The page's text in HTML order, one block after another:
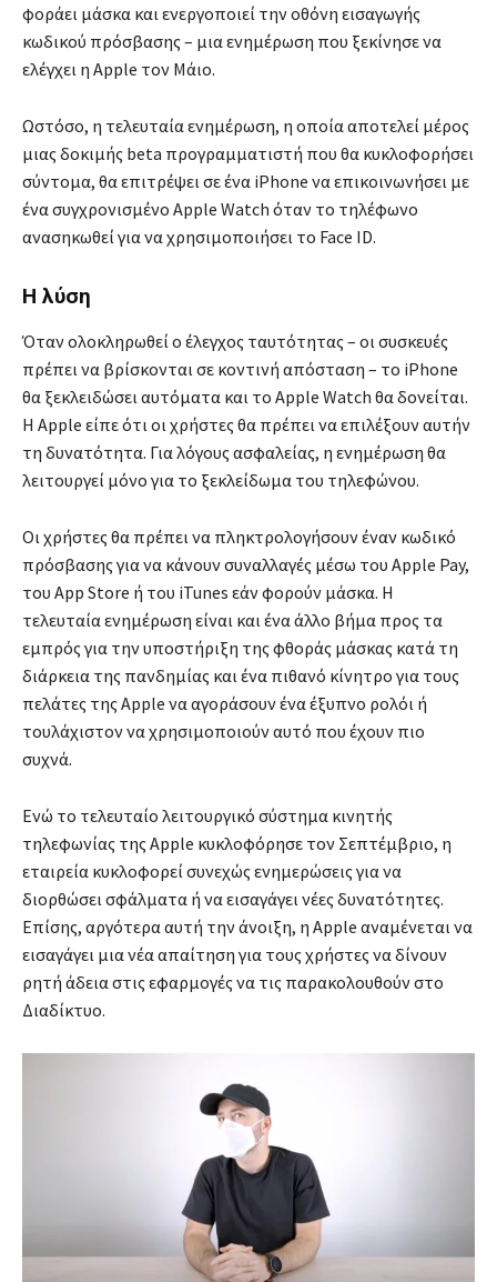
φοράει μάσκα και ενεργοποιεί την οθόνη εισαγωγής
κωδικού πρόσβασης – μια ενημέρωση που ξεκίνησε να
ελέγχει η Apple τον Μάιο.
Ωστόσο, η τελευταία ενημέρωση, η οποία αποτελεί μέρος
μιας δοκιμής beta προγραμματιστή που θα κυκλοφορήσει
σύντομα, θα επιτρέψει σε ένα iPhone να επικοινωνήσει με
ένα συγχρονισμένο Apple Watch όταν το τηλέφωνο
ανασηκωθεί για να χρησιμοποιήσει το Face ID.
Η λύση
Όταν ολοκληρωθεί ο έλεγχος ταυτότητας – οι συσκευές
πρέπει να βρίσκονται σε κοντινή απόσταση – το iPhone
θα ξεκλειδώσει αυτόματα και το Apple Watch θα δονείται.
Η Apple είπε ότι οι χρήστες θα πρέπει να επιλέξουν αυτήν
τη δυνατότητα. Για λόγους ασφαλείας, η ενημέρωση θα
λειτουργεί μόνο για το ξεκλείδωμα του τηλεφώνου.
Οι χρήστες θα πρέπει να πληκτρολογήσουν έναν κωδικό
πρόσβασης για να κάνουν συναλλαγές μέσω του Apple Pay,
του App Store ή του iTunes εάν φορούν μάσκα. Η
τελευταία ενημέρωση είναι και ένα άλλο βήμα προς τα
εμπρός για την υποστήριξη της φθοράς μάσκας κατά τη
διάρκεια της πανδημίας και ένα πιθανό κίνητρο για τους
πελάτες της Apple να αγοράσουν ένα έξυπνο ρολόι ή
τουλάχιστον να χρησιμοποιούν αυτό που έχουν πιο
συχνά.
Ενώ το τελευταίο λειτουργικό σύστημα κινητής
τηλεφωνίας της Apple κυκλοφόρησε τον Σεπτέμβριο, η
εταιρεία κυκλοφορεί συνεχώς ενημερώσεις για να
διορθώσει σφάλματα ή να εισαγάγει νέες δυνατότητες.
Επίσης, αργότερα αυτή την άνοιξη, η Apple αναμένεται να
εισαγάγει μια νέα απαίτηση για τους χρήστες να δίνουν
ρητή άδεια στις εφαρμογές να τις παρακολουθούν στο
Διαδίκτυο.